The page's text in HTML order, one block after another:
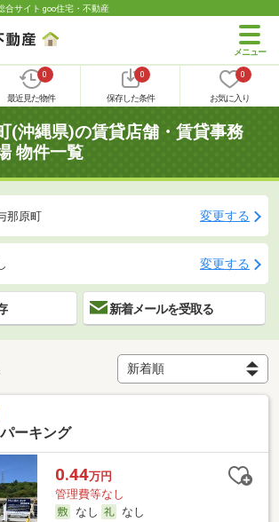
合サイト goo住宅・不動産
0
最近見た物件
0
保存した条件
0
お気に入り
(沖縄県)の賃貸店舗・賃貸事務
物件一覧
那原町 変更する
変更する
新着メールを受取る
ーキング
0.44万円
管理費等なし
なし
なし